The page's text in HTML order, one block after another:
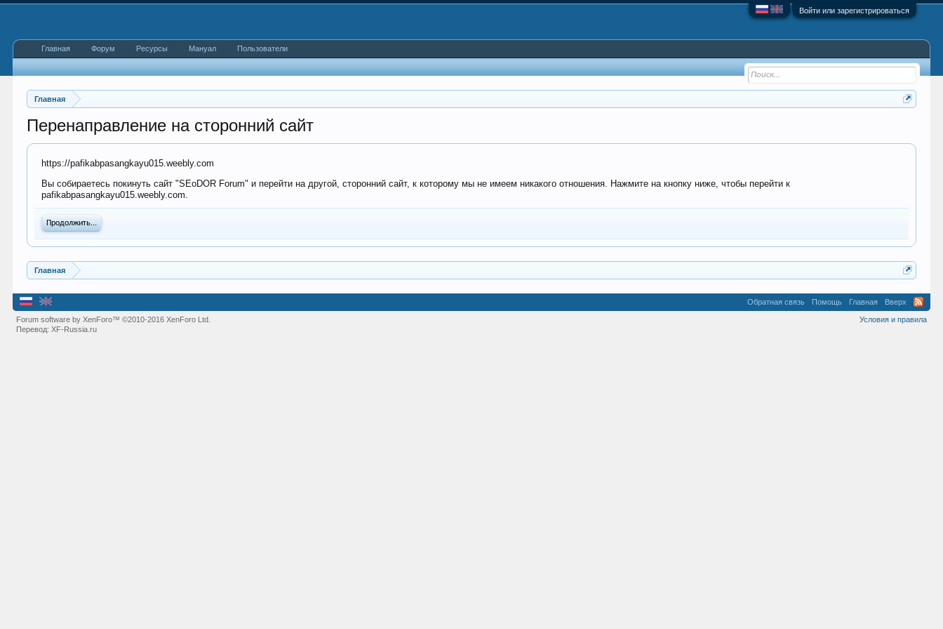
Войти или зарегистрироваться
Главная
Перенаправление на сторонний сайт
https://pafikabpasangkayu015.weebly.com
Вы собираетесь покинуть сайт "SEoDOR Forum" и перейти на другой, сторонний сайт, к которому мы не имеем никакого отношения. Нажмите на кнопку ниже, чтобы перейти к
pafikabpasangkayu015.weebly.com.
Продолжить...
Главная
Главная Форум Ресурсы Мануал Пользователи
Обратная связь Помощь Главная Вверх
Условия и правила
Forum software by XenForo™©2010-2016 XenForo Ltd.
Перевод:XF-Russia.ru